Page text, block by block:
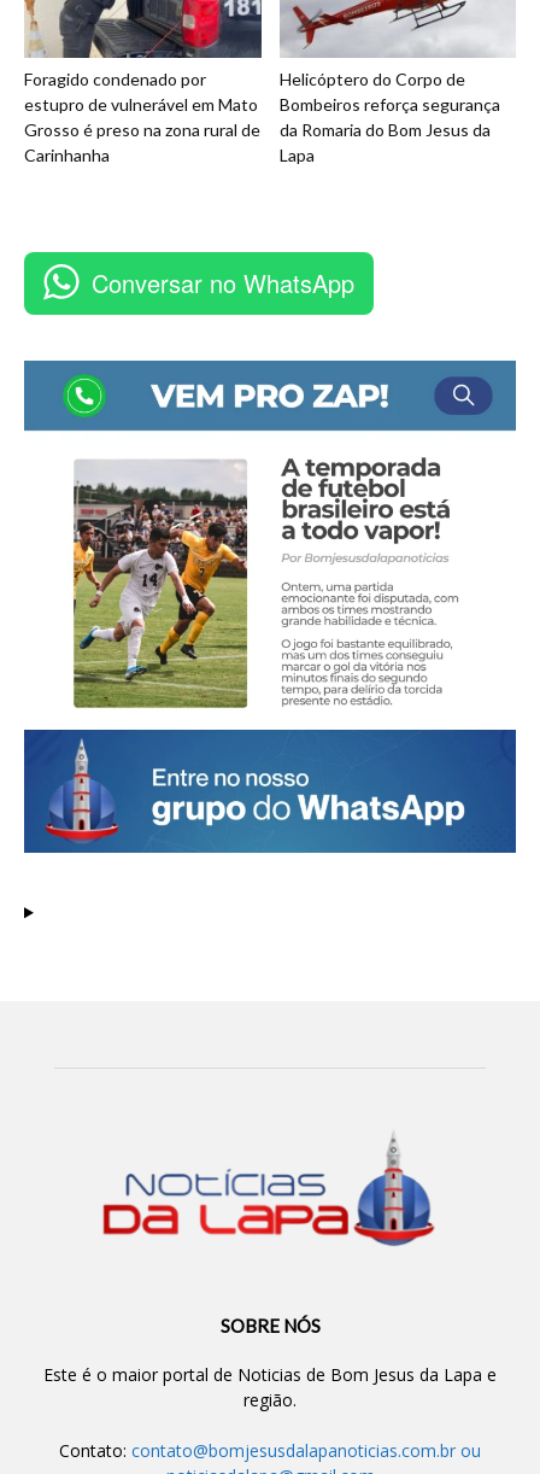
Foragido condenado por
estupro de vulnerável em Mato
Grosso é preso na zona rural de
Carinhanha
Helicóptero do Corpo de
Bombeiros reforça segurança
da Romaria do Bom Jesus da
Lapa
Conversar no WhatsApp
SOBRE NÓS
Este é o maior portal de Noticias de Bom Jesus da Lapa e
região.
Contato: contato@bomjesusdalapanoticias.com.br ou